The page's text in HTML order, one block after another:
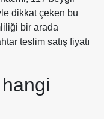
dikkat çeken bu
bir arada
teslim satış fiyatı